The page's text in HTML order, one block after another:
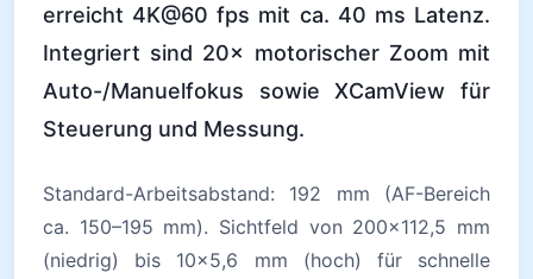
erreicht 4K@60 fps mit ca. 40 ms Latenz.
Integriert sind 20× motorischer Zoom mit
Auto-/Manuelfokus sowie XCamView für
Steuerung und Messung.
Standard-Arbeitsabstand: 192 mm (AF-Bereich
ca. 150–195 mm). Sichtfeld von 200×112,5 mm
(niedrig) bis 10×5,6 mm (hoch) für schnelle